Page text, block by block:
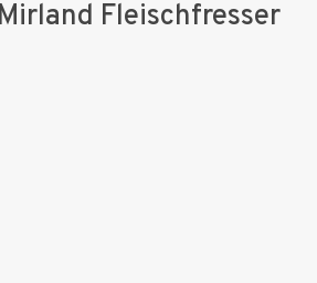
Fleischfresser